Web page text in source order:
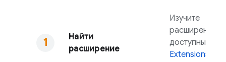
Найти
расширение
Изучите
расширения,
доступные в
Extensions